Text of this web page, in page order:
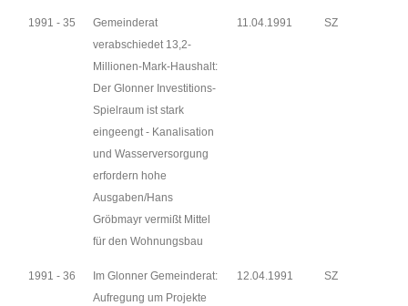
1991 - 35
Gemeinderat
verabschiedet 13,2-
Millionen-Mark-Haushalt:
Der Glonner Investitions-
Spielraum ist stark
eingeengt - Kanalisation
und Wasserversorgung
erfordern hohe
Ausgaben/Hans
Gröbmayr vermißt Mittel
für den Wohnungsbau
11.04.1991 SZ
1991 - 36
Im Glonner Gemeinderat:
Aufregung um Projekte
12.04.1991 SZ